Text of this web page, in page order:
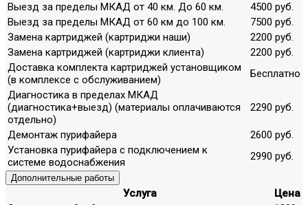
Выезд за пределы МКАД от 40 км. До 60 км.
4500 руб.
Выезд за пределы МКАД от 60 км до 100 км.
7500 руб.
Замена картриджей (картриджи наши)
2200 руб.
Замена картриджей (картриджи клиента)
2200 руб.
Доставка комплекта картриджей установщиком
(в комплексе с обслуживанием)
Бесплатно
Диагностика в пределах МКАД
(диагностика+выезд) (материалы оплачиваются
отдельно)
2290 руб.
Демонтаж пурифайера
2600 руб.
Установка пурифайера с подключением к
системе водоснабжения
2990 руб.
Дополнительные работы
Услуга
Цена